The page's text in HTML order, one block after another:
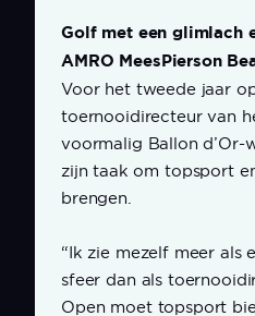
Golf met een glimlach
AMRO MeesPierson
Voor het tweede jaar
toernooidirecteur van
voormalig Ballon d’Or-
zijn taak om topsport
brengen.
“Ik zie mezelf meer als
sfeer dan als
Open moet topsport